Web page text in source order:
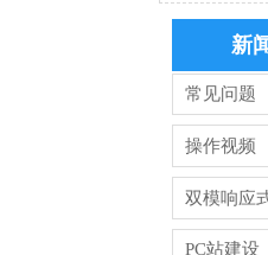
新
常见问题
操作视频
双模响应
PC站建设